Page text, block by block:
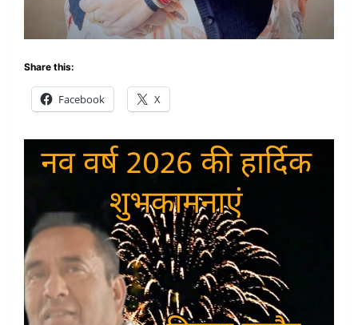
Share this:
Facebook X